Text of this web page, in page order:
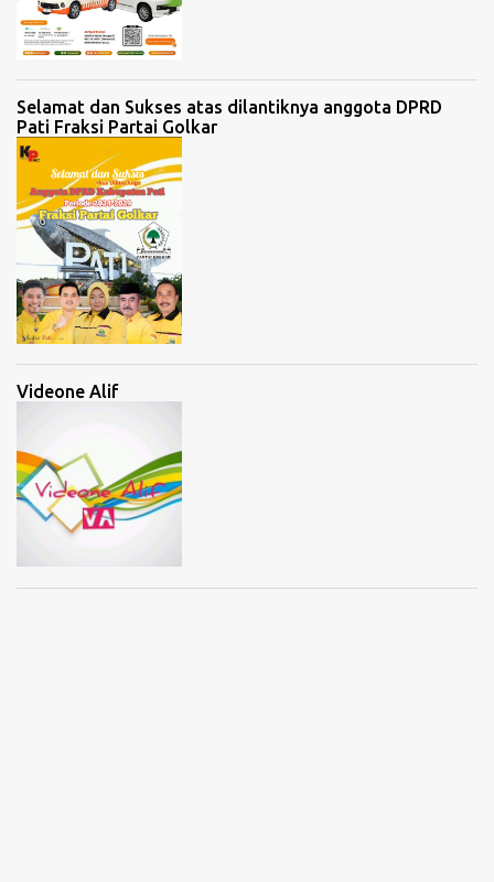
Selamat dan Sukses atas dilantiknya anggota DPRD
Pati Fraksi Partai Golkar
Videone Alif